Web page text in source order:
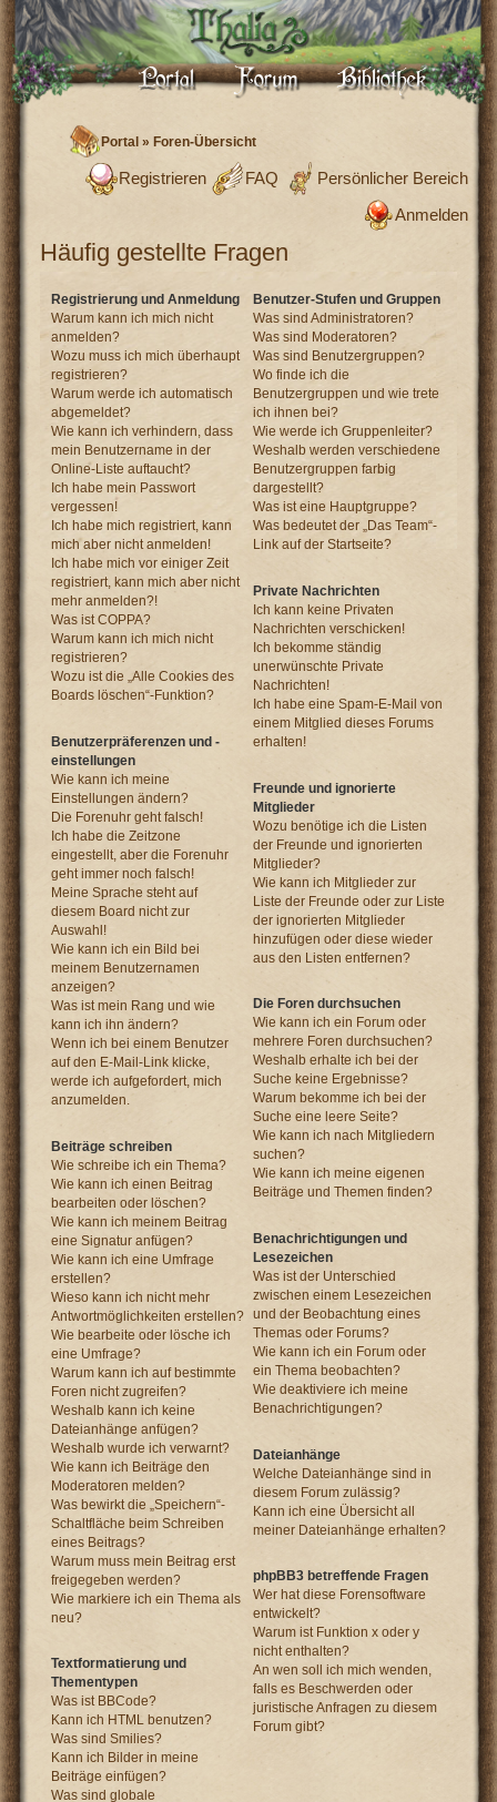
Portal »Foren-Übersicht
Persönlicher Bereich
FAQ
Registrieren
Anmelden
Häufig gestellte Fragen
Registrierung und Anmeldung
Warum kann ich mich nicht
anmelden?
Wozu muss ich mich überhaupt
registrieren?
Warum werde ich automatisch
abgemeldet?
Wie kann ich verhindern, dass
mein Benutzername in der
Online-Liste auftaucht?
Ich habe mein Passwort
vergessen!
Ich habe mich registriert, kann
mich aber nicht anmelden!
Ich habe mich vor einiger Zeit
registriert, kann mich aber nicht
mehr anmelden?!
Was ist COPPA?
Warum kann ich mich nicht
registrieren?
Wozu ist die „Alle Cookies des
Boards löschen“-Funktion?
Benutzerpräferenzen und -
einstellungen
Wie kann ich meine
Einstellungen ändern?
Die Forenuhr geht falsch!
Ich habe die Zeitzone
eingestellt, aber die Forenuhr
geht immer noch falsch!
Meine Sprache steht auf
diesem Board nicht zur
Auswahl!
Wie kann ich ein Bild bei
meinem Benutzernamen
anzeigen?
Was ist mein Rang und wie
kann ich ihn ändern?
Wenn ich bei einem Benutzer
auf den E-Mail-Link klicke,
werde ich aufgefordert, mich
anzumelden.
Beiträge schreiben
Wie schreibe ich ein Thema?
Wie kann ich einen Beitrag
bearbeiten oder löschen?
Wie kann ich meinem Beitrag
eine Signatur anfügen?
Wie kann ich eine Umfrage
erstellen?
Wieso kann ich nicht mehr
Antwortmöglichkeiten erstellen?
Wie bearbeite oder lösche ich
eine Umfrage?
Warum kann ich auf bestimmte
Foren nicht zugreifen?
Weshalb kann ich keine
Dateianhänge anfügen?
Weshalb wurde ich verwarnt?
Wie kann ich Beiträge den
Moderatoren melden?
Was bewirkt die „Speichern“-
Schaltfläche beim Schreiben
eines Beitrags?
Warum muss mein Beitrag erst
freigegeben werden?
Wie markiere ich ein Thema als
neu?
Textformatierung und
Thementypen
Was ist BBCode?
Kann ich HTML benutzen?
Was sind Smilies?
Kann ich Bilder in meine
Beiträge einfügen?
Was sind globale
Benutzer-Stufen und Gruppen
Was sind Administratoren?
Was sind Moderatoren?
Was sind Benutzergruppen?
Wo finde ich die
Benutzergruppen und wie trete
ich ihnen bei?
Wie werde ich Gruppenleiter?
Weshalb werden verschiedene
Benutzergruppen farbig
dargestellt?
Was ist eine Hauptgruppe?
Was bedeutet der „Das Team“-
Link auf der Startseite?
Private Nachrichten
Ich kann keine Privaten
Nachrichten verschicken!
Ich bekomme ständig
unerwünschte Private
Nachrichten!
Ich habe eine Spam-E-Mail von
einem Mitglied dieses Forums
erhalten!
Freunde und ignorierte
Mitglieder
Wozu benötige ich die Listen
der Freunde und ignorierten
Mitglieder?
Wie kann ich Mitglieder zur
Liste der Freunde oder zur Liste
der ignorierten Mitglieder
hinzufügen oder diese wieder
aus den Listen entfernen?
Die Foren durchsuchen
Wie kann ich ein Forum oder
mehrere Foren durchsuchen?
Weshalb erhalte ich bei der
Suche keine Ergebnisse?
Warum bekomme ich bei der
Suche eine leere Seite?
Wie kann ich nach Mitgliedern
suchen?
Wie kann ich meine eigenen
Beiträge und Themen finden?
Benachrichtigungen und
Lesezeichen
Was ist der Unterschied
zwischen einem Lesezeichen
und der Beobachtung eines
Themas oder Forums?
Wie kann ich ein Forum oder
ein Thema beobachten?
Wie deaktiviere ich meine
Benachrichtigungen?
Dateianhänge
Welche Dateianhänge sind in
diesem Forum zulässig?
Kann ich eine Übersicht all
meiner Dateianhänge erhalten?
phpBB3 betreffende Fragen
Wer hat diese Forensoftware
entwickelt?
Warum ist Funktion x oder y
nicht enthalten?
An wen soll ich mich wenden,
falls es Beschwerden oder
juristische Anfragen zu diesem
Forum gibt?